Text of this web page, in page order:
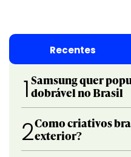
Recentes
1 Samsung quer
dobrável no Brasil
2Como criativos
exterior?